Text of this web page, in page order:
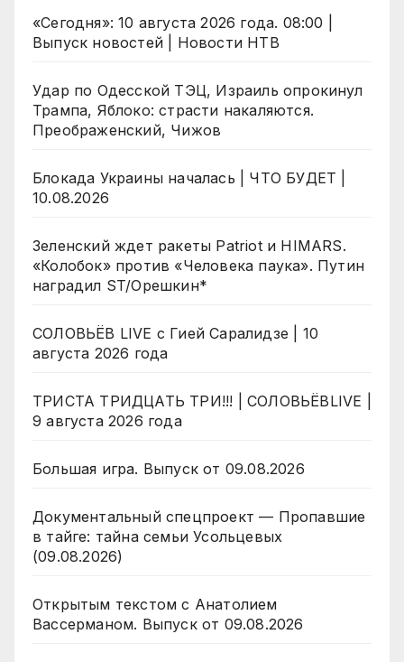
«Сегодня»: 10 августа 2026 года. 08:00 |
Выпуск новостей | Новости НТВ
Удар по Одесской ТЭЦ, Израиль опрокинул
Трампа, Яблоко: страсти накаляются.
Преображенский, Чижов
Блокада Украины началась | ЧТО БУДЕТ |
10.08.2026
Зеленский ждет ракеты Patriot и HIMARS.
«Колобок» против «Человека паука». Путин
наградил ST/Орешкин*
СОЛОВЬЁВ LIVE с Гией Саралидзе | 10
августа 2026 года
ТРИСТА ТРИДЦАТЬ ТРИ!!! | СОЛОВЬЁВLIVE |
9 августа 2026 года
Большая игра. Выпуск от 09.08.2026
Документальный спецпроект — Пропавшие
в тайге: тайна семьи Усольцевых
(09.08.2026)
Открытым текстом с Анатолием
Вассерманом. Выпуск от 09.08.2026